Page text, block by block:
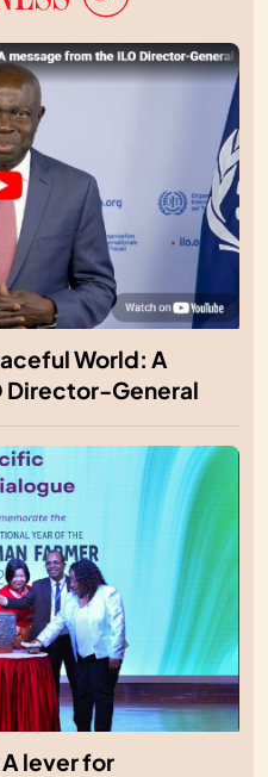
World: A
Director-General
lever for